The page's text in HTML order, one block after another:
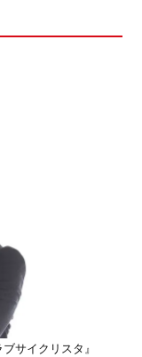
サイクリスタ』